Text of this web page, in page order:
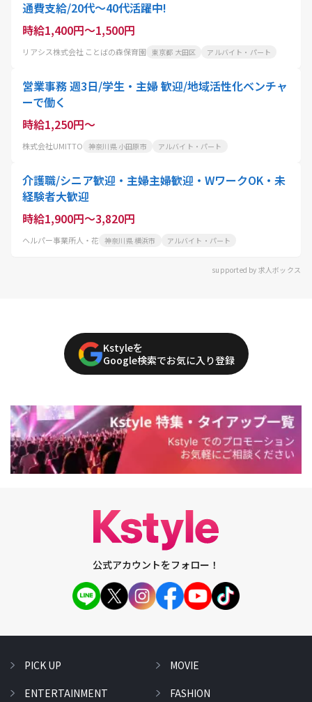
通費支給/20代～40代活躍中!
時給1,400円～1,500円
リアシス株式会社 ことばの森保育園 東京都 大田区 アルバイト・パート
営業事務 週3日/学生・主婦 歓迎/地域活性化ベンチャ
ーで働く
時給1,250円～
株式会社UMITTO 神奈川県 小田原市 アルバイト・パート
介護職/シニア歓迎・主婦主婦歓迎・WワークOK・未
経験者大歓迎
時給1,900円～3,820円
ヘルパー事業所人・花 神奈川県 横浜市 アルバイト・パート
supported by 求人ボックス
Kstyleを
Google検索でお気に入り登録
公式アカウントをフォロー！
PICK UP
ENTERTAINMENT
MOVIE
FASHION